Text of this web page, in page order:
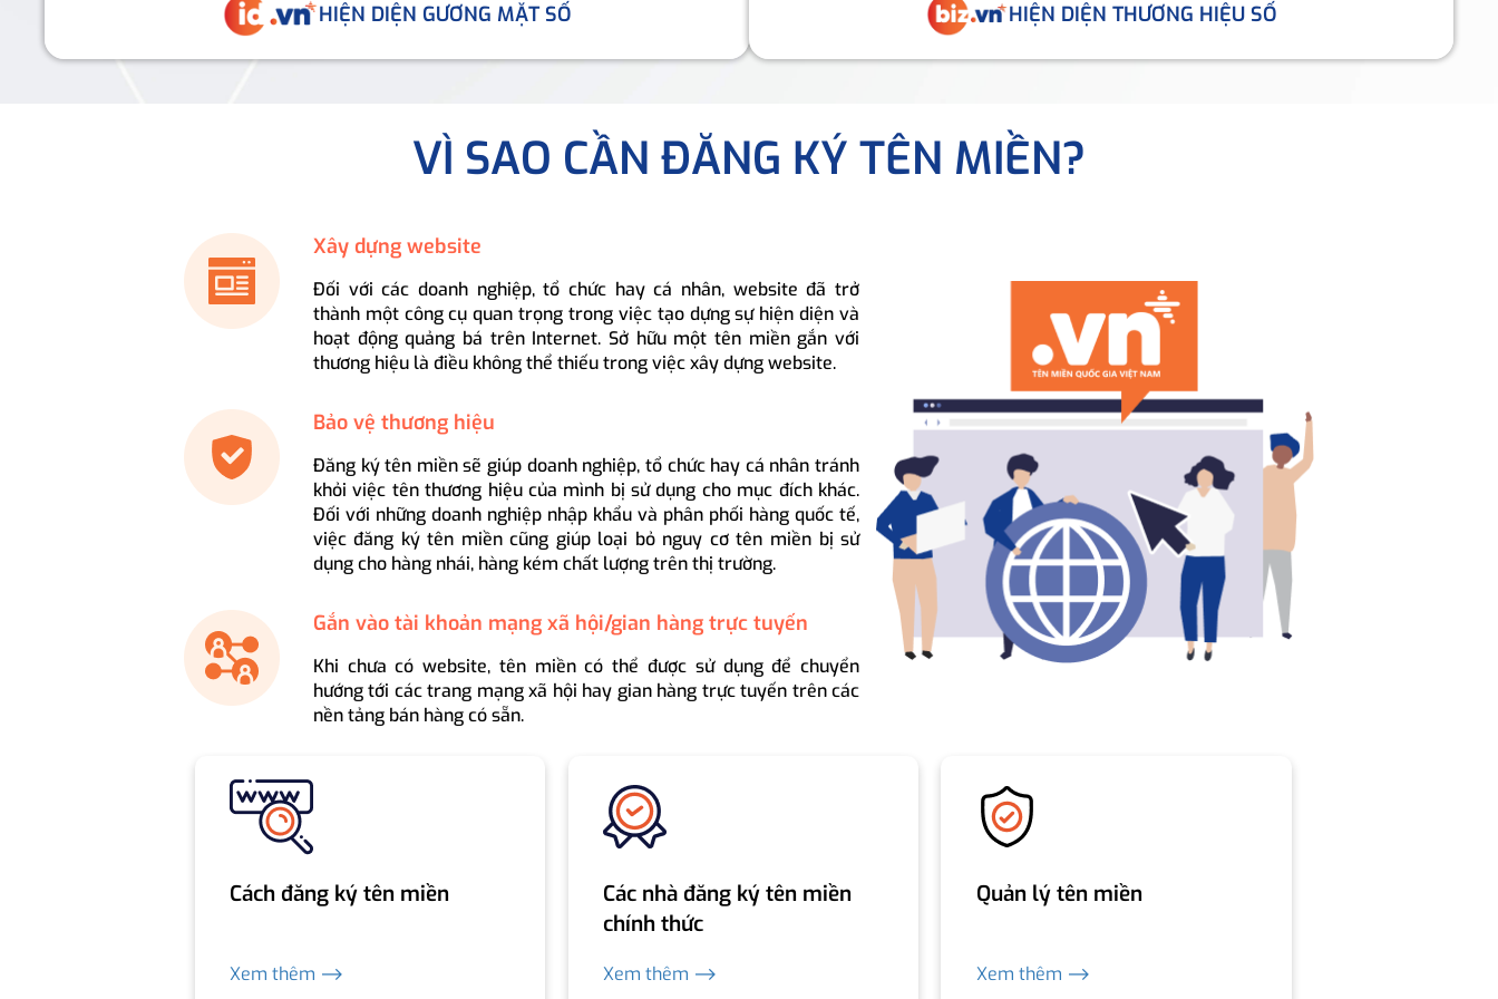
HIỆN DIỆN GƯƠNG MẶT SỐ HIỆN DIỆN THƯƠNG HIỆU SỐ
VÌ SAO CẦN ĐĂNG KÝ TÊN MIỀN?
Xây dựng website
Đối với các doanh nghiệp, tổ chức hay cá nhân, website đã trở
thành một công cụ quan trọng trong việc tạo dựng sự hiện diện và
hoạt động quảng bá trên Internet. Sở hữu một tên miền gắn với
thương hiệu là điều không thể thiếu trong việc xây dựng website.
Bảo vệ thương hiệu
Đăng ký tên miền sẽ giúp doanh nghiệp, tổ chức hay cá nhân tránh
khỏi việc tên thương hiệu của mình bị sử dụng cho mục đích khác.
Đối với những doanh nghiệp nhập khẩu và phân phối hàng quốc tế,
việc đăng ký tên miền cũng giúp loại bỏ nguy cơ tên miền bị sử
dụng cho hàng nhái, hàng kém chất lượng trên thị trường.
Gắn vào tài khoản mạng xã hội/gian hàng trực tuyến
Khi chưa có website, tên miền có thể được sử dụng để chuyển
hướng tới các trang mạng xã hội hay gian hàng trực tuyến trên các
nền tảng bán hàng có sẵn.
Cách đăng ký tên miền
Xem thêm ⟶
Các nhà đăng ký tên miền
chính thức
Xem thêm ⟶
Quản lý tên miền
Xem thêm ⟶